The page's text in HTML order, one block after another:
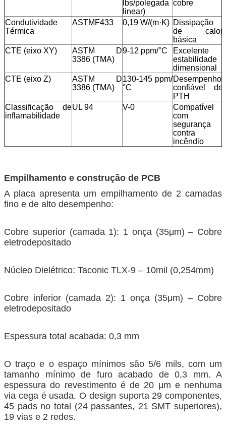
lbs/polegada
linear)
cobre
Condutividade
Térmica
ASTMF433 0,19 W/(m·K) Dissipação
de calor
básica
CTE (eixo XY)
ASTM D
3386 (TMA)
9-12 ppm/°C
Excelente
estabilidade
dimensional
CTE (eixo Z)
ASTM D
3386 (TMA)
130-145 ppm/
°C
Desempenho
confiável de
PTH
Classificação de
inflamabilidade
UL 94 V-0
Compatível
com
segurança
contra
incêndio
Empilhamento e construção de PCB
A placa apresenta um empilhamento de 2 camadas
fino e de alto desempenho:
Cobre superior (camada 1): 1 onça (35μm) – Cobre
eletrodepositado
Núcleo Dielétrico: Taconic TLX-9 – 10mil (0,254mm)
Cobre inferior (camada 2): 1 onça (35μm) – Cobre
eletrodepositado
Espessura total acabada: 0,3 mm
O traço e o espaço mínimos são 5/6 mils, com um
tamanho mínimo de furo acabado de 0,3 mm. A
espessura do revestimento é de 20 μm e nenhuma
via cega é usada. O design suporta 29 componentes,
45 pads no total (24 passantes, 21 SMT superiores),
19 vias e 2 redes.